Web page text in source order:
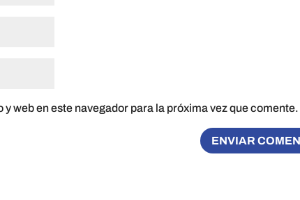
web en este navegador para la próxima vez que comente.